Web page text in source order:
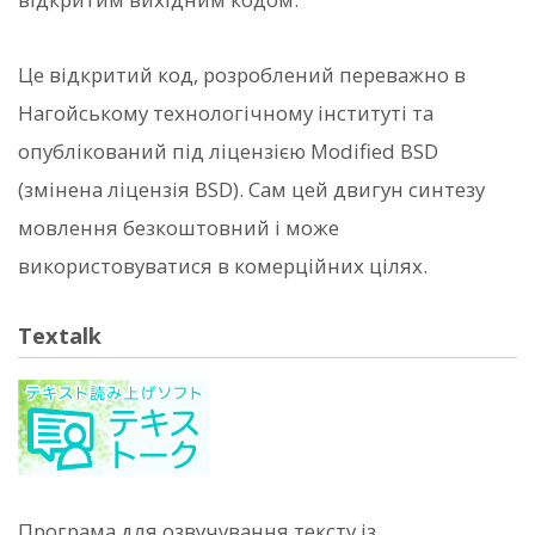
Це відкритий код, розроблений переважно в
Нагойському технологічному інституті та
опублікований під ліцензією Modified BSD
(змінена ліцензія BSD). Сам цей двигун синтезу
мовлення безкоштовний і може
використовуватися в комерційних цілях.
Textalk